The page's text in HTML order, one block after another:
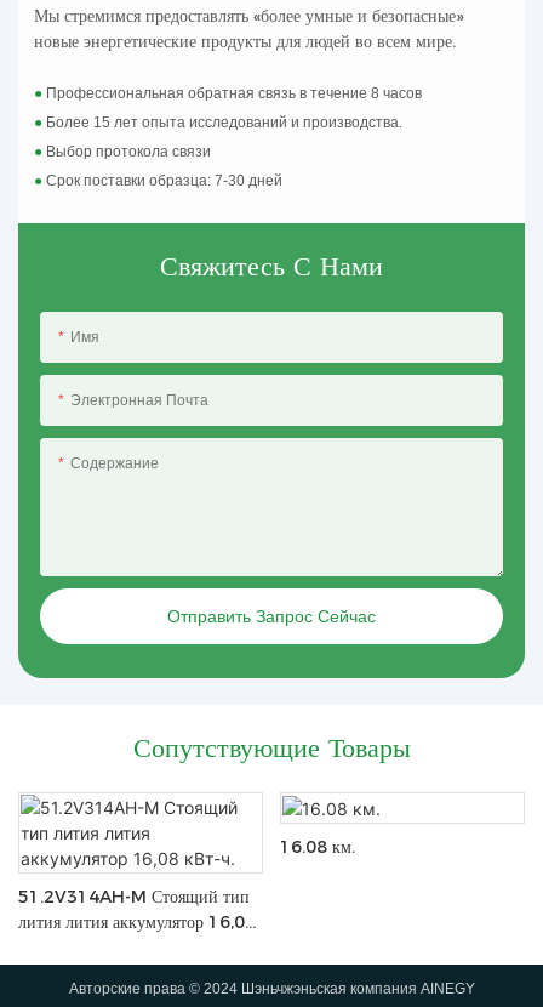
Мы стремимся предоставлять «более умные и безопасные»
новые энергетические продукты для людей во всем мире.
● Профессиональная обратная связь в течение 8 часов
● Более 15 лет опыта исследований и производства.
● Выбор протокола связи
●Срок поставки образца: 7-30 дней
Свяжитесь С Нами
Имя
Электронная Почта
Содержание
Отправить Запрос Сейчас
Сопутствующие Товары
51.2V314AH-M Стоящий тип
лития лития аккумулятор 16,08
16.08 км.
Авторские права © 2024 Шэньчжэньская компания AINEGY